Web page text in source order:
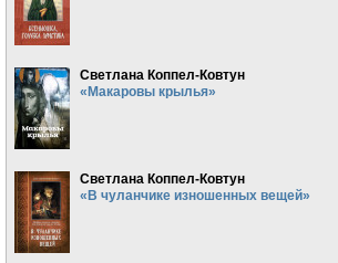
Светлана Коппел-Ковтун
«Макаровы крылья»
Светлана Коппел-Ковтун
«В чуланчике изношенных вещей»